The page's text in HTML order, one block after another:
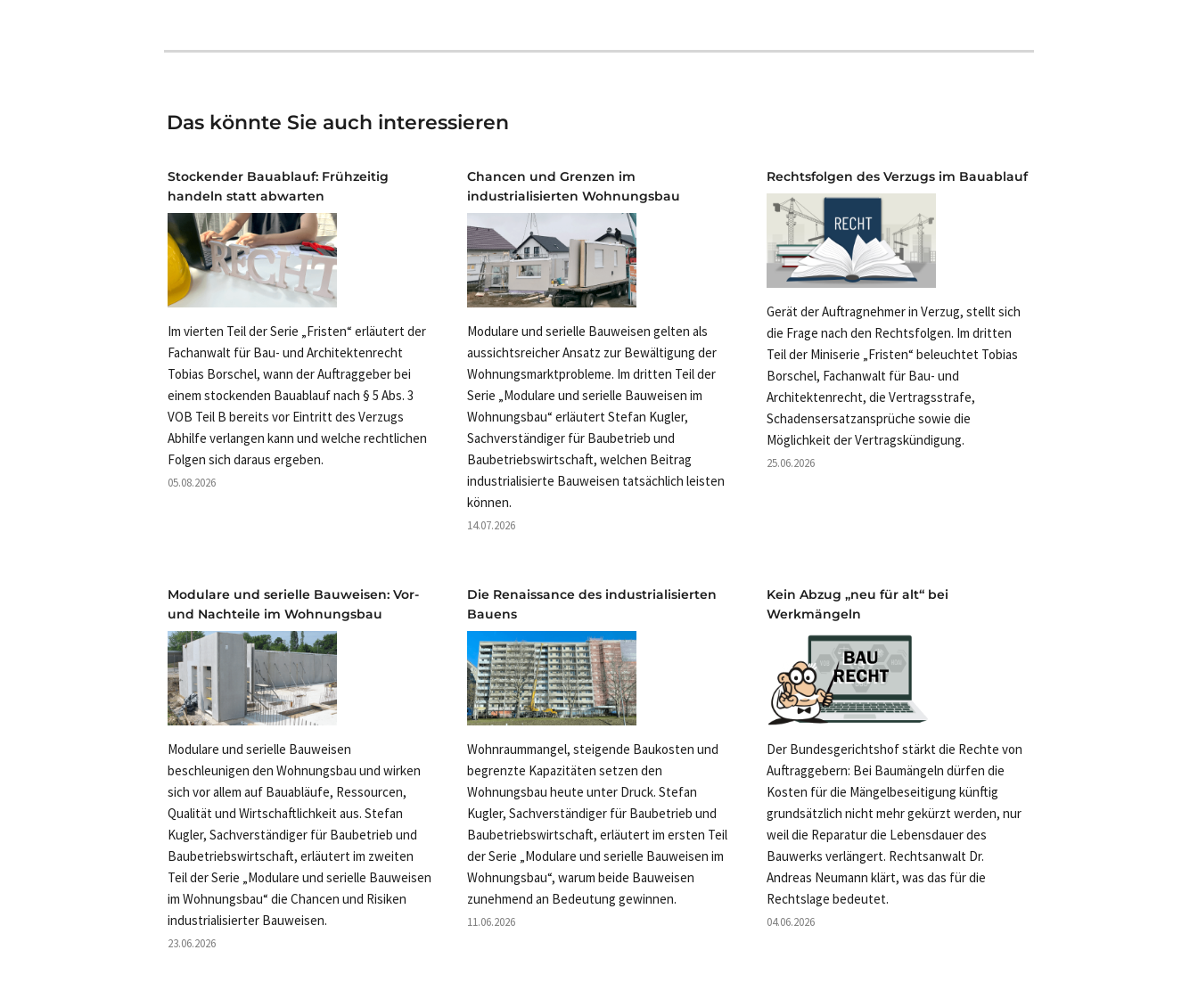
Das könnte Sie auch interessieren
Stockender Bauablauf: Frühzeitig
handeln statt abwarten
Im vierten Teil der Serie „Fristen“ erläutert der
Fachanwalt für Bau- und Architektenrecht
Tobias Borschel, wann der Auftraggeber bei
einem stockenden Bauablauf nach § 5 Abs. 3
VOB Teil B bereits vor Eintritt des Verzugs
Abhilfe verlangen kann und welche rechtlichen
Folgen sich daraus ergeben.
05.08.2026
Chancen und Grenzen im
industrialisierten Wohnungsbau
Modulare und serielle Bauweisen gelten als
aussichtsreicher Ansatz zur Bewältigung der
Wohnungsmarktprobleme. Im dritten Teil der
Serie „Modulare und serielle Bauweisen im
Wohnungsbau“ erläutert Stefan Kugler,
Sachverständiger für Baubetrieb und
Baubetriebswirtschaft, welchen Beitrag
industrialisierte Bauweisen tatsächlich leisten
können.
14.07.2026
Rechtsfolgen des Verzugs im Bauablauf
Gerät der Auftragnehmer in Verzug, stellt sich
die Frage nach den Rechtsfolgen. Im dritten
Teil der Miniserie „Fristen“ beleuchtet Tobias
Borschel, Fachanwalt für Bau- und
Architektenrecht, die Vertragsstrafe,
Schadensersatzansprüche sowie die
Möglichkeit der Vertragskündigung.
25.06.2026
Modulare und serielle Bauweisen: Vor-
und Nachteile im Wohnungsbau
Modulare und serielle Bauweisen
beschleunigen den Wohnungsbau und wirken
sich vor allem auf Bauabläufe, Ressourcen,
Qualität und Wirtschaftlichkeit aus. Stefan
Kugler, Sachverständiger für Baubetrieb und
Baubetriebswirtschaft, erläutert im zweiten
Teil der Serie „Modulare und serielle Bauweisen
im Wohnungsbau“ die Chancen und Risiken
industrialisierter Bauweisen.
23.06.2026
Die Renaissance des industrialisierten
Bauens
Wohnraummangel, steigende Baukosten und
begrenzte Kapazitäten setzen den
Wohnungsbau heute unter Druck. Stefan
Kugler, Sachverständiger für Baubetrieb und
Baubetriebswirtschaft, erläutert im ersten Teil
der Serie „Modulare und serielle Bauweisen im
Wohnungsbau“, warum beide Bauweisen
zunehmend an Bedeutung gewinnen.
11.06.2026
Kein Abzug „neu für alt“ bei
Werkmängeln
Der Bundesgerichtshof stärkt die Rechte von
Auftraggebern: Bei Baumängeln dürfen die
Kosten für die Mängelbeseitigung künftig
grundsätzlich nicht mehr gekürzt werden, nur
weil die Reparatur die Lebensdauer des
Bauwerks verlängert. Rechtsanwalt Dr.
Andreas Neumann klärt, was das für die
Rechtslage bedeutet.
04.06.2026